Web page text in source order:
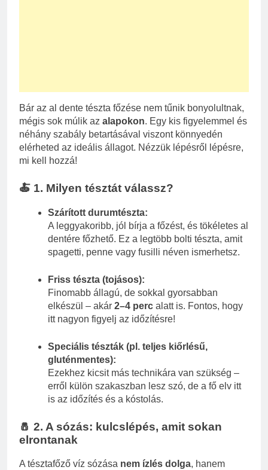
Bár az al dente tészta főzése nem tűnik bonyolultnak,
mégis sok múlik az alapokon. Egy kis figyelemmel és
néhány szabály betartásával viszont könnyedén
elérheted az ideális állagot. Nézzük lépésről lépésre,
mi kell hozzá!
🍝 1. Milyen tésztát válassz?
Szárított durumtészta:
A leggyakoribb, jól bírja a főzést, és tökéletes al
dentére főzhető. Ez a legtöbb bolti tészta, amit
spagetti, penne vagy fusilli néven ismerhetsz.
Friss tészta (tojásos):
Finomabb állagú, de sokkal gyorsabban
elkészül – akár 2–4 perc alatt is. Fontos, hogy
itt nagyon figyelj az időzítésre!
Speciális tészták (pl. teljes kiőrlésű,
gluténmentes):
Ezekhez kicsit más technikára van szükség –
erről külön szakaszban lesz szó, de a fő elv itt
is az időzítés és a kóstolás.
🧂 2. A sózás: kulcslépés, amit sokan
elrontanak
A tésztafőző víz sózása nem ízlés dolga, hanem